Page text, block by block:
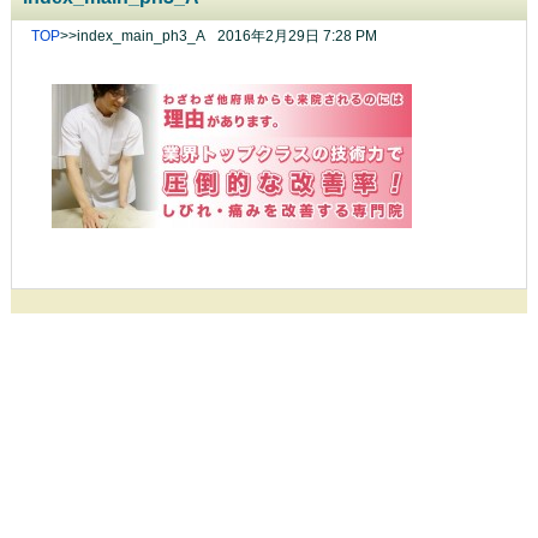
TOP>>index_main_ph3_A 2016年2月29日 7:28 PM